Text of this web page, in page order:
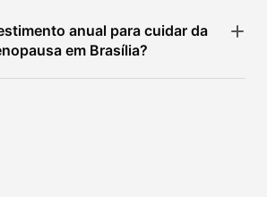
anual para cuidar da
em Brasília?